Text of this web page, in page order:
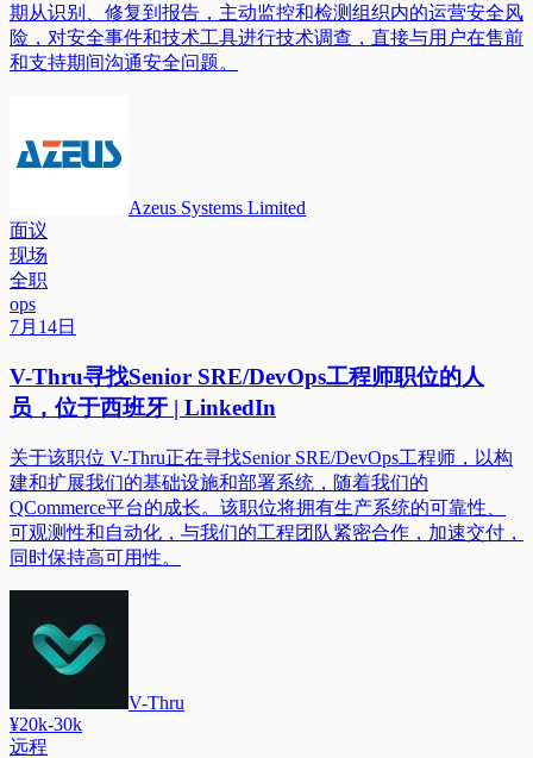
期从识别、修复到报告，主动监控和检测组织内的运营安全风
险，对安全事件和技术工具进行技术调查，直接与用户在售前
和支持期间沟通安全问题。
Azeus Systems Limited
面议
现场
全职
ops
7月14日
V-Thru寻找Senior SRE/DevOps工程师职位的人
员，位于西班牙 | LinkedIn
关于该职位 V-Thru正在寻找Senior SRE/DevOps工程师，以构
建和扩展我们的基础设施和部署系统，随着我们的
QCommerce平台的成长。该职位将拥有生产系统的可靠性、
可观测性和自动化，与我们的工程团队紧密合作，加速交付，
同时保持高可用性。
V-Thru
¥20k-30k
远程